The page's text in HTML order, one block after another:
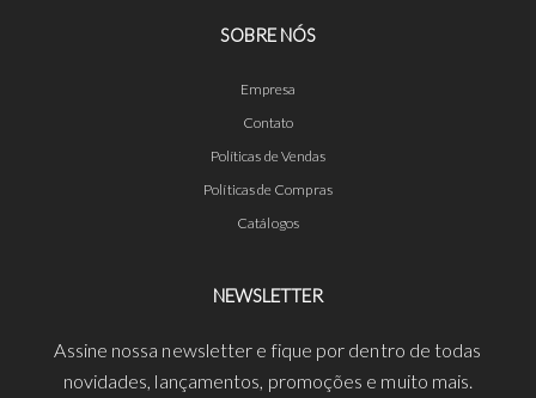
SOBRE NÓS
Empresa
Contato
Políticas de Vendas
Políticas de Compras
Catálogos
NEWSLETTER
Assine nossa newsletter e fique por dentro de todas
novidades, lançamentos, promoções e muito mais.